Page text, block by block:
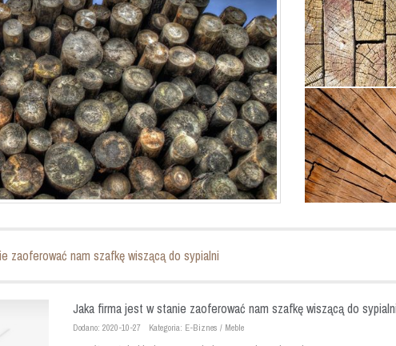
zaoferować nam szafkę wiszącą do sypialni
Jaka firma jest w stanie zaoferować nam szafkę wiszącą do
Dodano: 2020-10-27 Kategoria: E-Biznes / Meble